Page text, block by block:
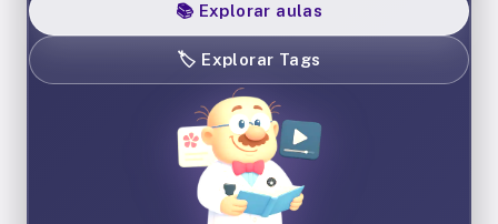
📚 Explorar aulas
🏷️ Explorar Tags